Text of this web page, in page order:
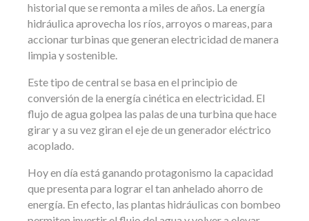
historial que se remonta a miles de años. La energía
hidráulica aprovecha los ríos, arroyos o mareas, para
accionar turbinas que generan electricidad de manera
limpia y sostenible.
Este tipo de central se basa en el principio de
conversión de la energía cinética en electricidad. El
flujo de agua golpea las palas de una turbina que hace
girar y a su vez giran el eje de un generador eléctrico
acoplado.
Hoy en día está ganando protagonismo la capacidad
que presenta para lograr el tan anhelado ahorro de
energía. En efecto, las plantas hidráulicas con bombeo